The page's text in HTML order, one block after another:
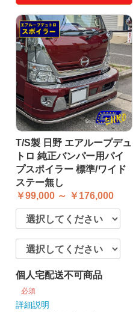
T/S製 日野 エアループデュ
トロ 純正バンパー用パイ
プスポイラー 標準/ワイド
ステー無し
￥99,000 ～ ￥176,000
個人宅配送不可商品
必須
詳細説明